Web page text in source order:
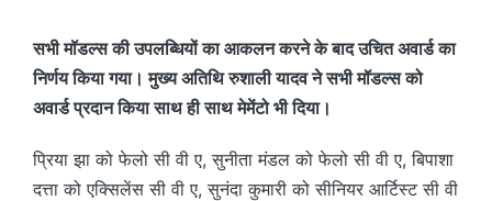
सभी मॉडल्स की उपलब्धियों का आकलन करने के बाद उचित अवार्ड का
निर्णय किया गया। मुख्य अतिथि रुशाली यादव ने सभी मॉडल्स को
अवार्ड प्रदान किया साथ ही साथ मेमेंटो भी दिया।
प्रिया झा को फेलो सी वी ए, सुनीता मंडल को फेलो सी वी ए, बिपाशा
दत्ता को एक्सिलेंस सी वी ए, सुनंदा कुमारी को सीनियर आर्टिस्ट सी वी